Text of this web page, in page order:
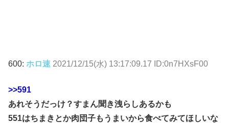
600: ホロ速 2021/12/15(水) 13:17:09.17 ID:0n7HXsF00
>>591
あれそうだっけ？すまん聞き洩らしあるかも
551はちまきとか肉団子もうまいから食べてみてほしいな